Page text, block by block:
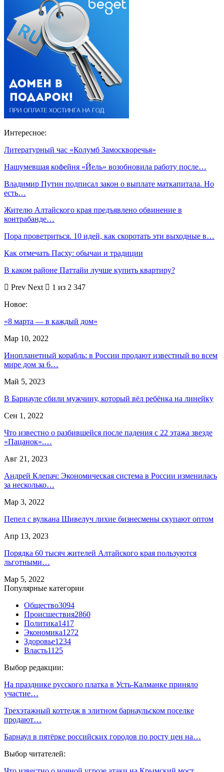
Интересное:
Литературный час «Колумб Замоскворечья»
Нашумевшая кофейня «Йель» возобновила работу после…
Владимир Путин подписал закон о выплате маткапитала. Но
есть…
Жителю Алтайского края предъявлено обвинение в
контрабанде…
Пора проветриться. 10 идей, как скоротать эти выходные в…
Как отмечать Пасху: обычаи и традиции
В каком районе Паттайи лучше купить квартиру?
Prev Next
1 из 2 347
Новое:
«8 марта — в каждый дом»
Мар 10, 2022
Инопланетный корабль: в России продают известный во всем
мире дом за 6…
Май 5, 2023
В Барнауле сбили мужчину, который вёл ребёнка на линейку
Сен 1, 2022
Что известно о разбившейся после падения с 22 этажа звезде
«Пацанок».…
Авг 21, 2023
Андрей Клепач: Экономическая система в России изменилась
за несколько…
Мар 3, 2022
Пепел с вулкана Шивелуч лихие бизнесмены скупают оптом
Апр 13, 2023
Порядка 60 тысяч жителей Алтайского края пользуются
льготными…
Мар 5, 2022
Популярные категории
Общество3094
Происшествия2860
Политика1417
Экономика1272
Здоровье1234
Власть1125
Выбор редакции:
На празднике русского платка в Усть-Калманке приняло
участие…
Трехэтажный коттедж в элитном барнаульском поселке
продают…
Барнаул в пятёрке российских городов по росту цен на…
Выбор читателей: